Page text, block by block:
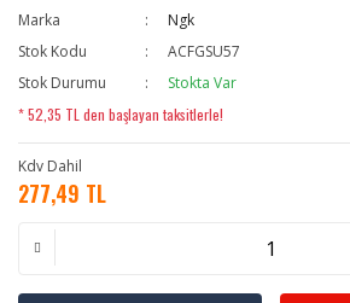
Marka
Ngk
Stok Kodu
ACFGSU57
Stok Durumu
Stokta Var
* 52,35 TL den başlayan taksitlerle!
Kdv Dahil
277,49 TL